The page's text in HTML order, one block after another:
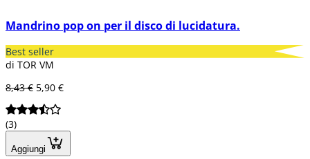
Mandrino pop on per il disco di lucidatura.
Best seller
di TOR VM
8,43 € 5,90 €
(3)
Aggiungi